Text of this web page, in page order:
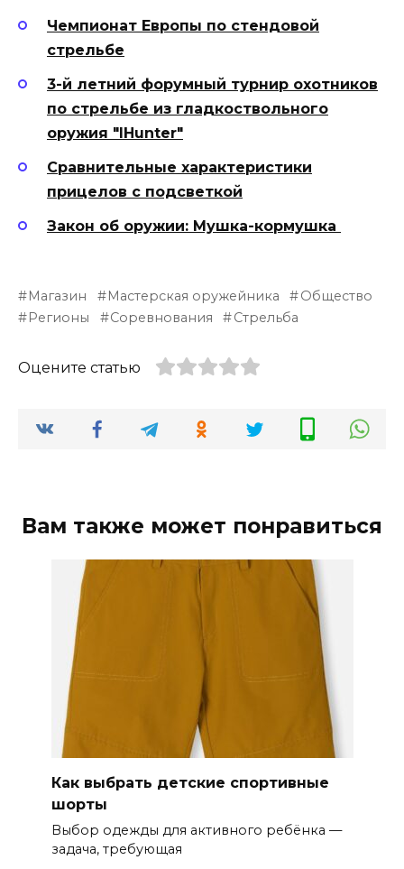
Чемпионат Европы по стендовой
стрельбе
3-й летний форумный турнир охотников
по стрельбе из гладкоствольного
оружия "IHunter"
Сравнительные характеристики
прицелов с подсветкой
Закон об оружии: Мушка-кормушка
Магазин Мастерская оружейника
Общество
Регионы
Соревнования Стрельба
Оцените статью
Вам также может понравиться
Как выбрать детские спортивные
шорты
Выбор одежды для активного ребёнка —
задача, требующая